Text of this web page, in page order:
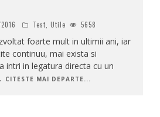
Test Utile 5658
foarte mult in ultimii ani, iar
continuu, mai exista si
intri in legatura directa cu un
CITESTE MAI DEPARTE...